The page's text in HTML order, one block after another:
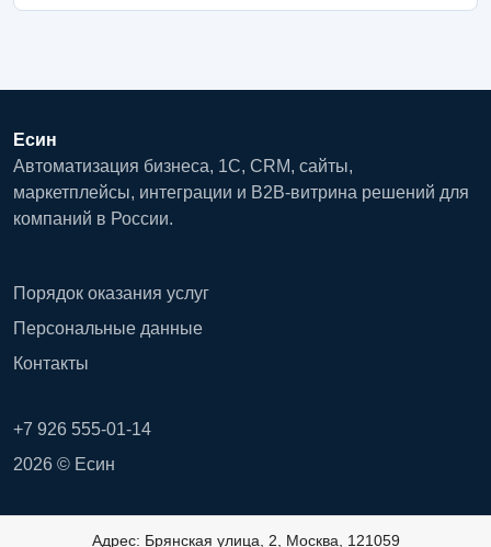
Есин
Автоматизация бизнеса, 1С, CRM, сайты,
маркетплейсы, интеграции и B2B-витрина решений для
компаний в России.
Порядок оказания услуг
Персональные данные
Контакты
+7 926 555-01-14
2026 © Есин
Адрес: Брянская улица, 2, Москва, 121059